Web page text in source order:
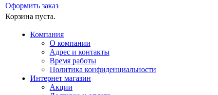
Оформить заказ
Корзина пуста.
Компания
О компании
Адрес и контакты
Время работы
Политика конфиденциальности
Интернет магазин
Акции